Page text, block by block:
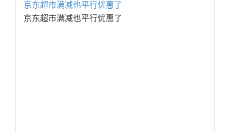
京东超市满减也平行优惠了
京东超市满减也平行优惠了